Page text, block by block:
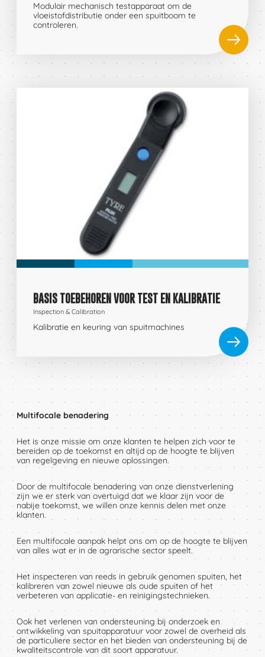
CONTACT X
Naam
Modulair mechanisch testapparaat om de
vloeistofdistributie onder een spuitboom te
controleren.
BASIS TOEBEHOREN VOOR TEST EN KALIBRATIE
Inspection & Calibration
Kalibratie en keuring van spuitmachines
Multifocale benadering
Het is onze missie om onze klanten te helpen zich voor te
bereiden op de toekomst en altijd op de hoogte te blijven
van regelgeving en nieuwe oplossingen.
Door de multifocale benadering van onze dienstverlening
zijn we er sterk van overtuigd dat we klaar zijn voor de
nabije toekomst, we willen onze kennis delen met onze
klanten.
Een multifocale aanpak helpt ons om op de hoogte te blijven
van alles wat er in de agrarische sector speelt.
Het inspecteren van reeds in gebruik genomen spuiten, het
kalibreren van zowel nieuwe als oude spuiten of het
verbeteren van applicatie- en reinigingstechnieken.
Ook het verlenen van ondersteuning bij onderzoek en
ontwikkeling van spuitapparatuur voor zowel de overheid als
de particuliere sector en het bieden van ondersteuning bij de
kwaliteitscontrole van dit soort apparatuur.